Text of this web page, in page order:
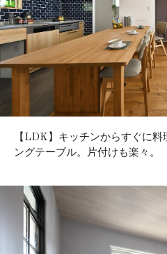
【LDK】キッチンからすぐに
ングテーブル。片付けも楽々。